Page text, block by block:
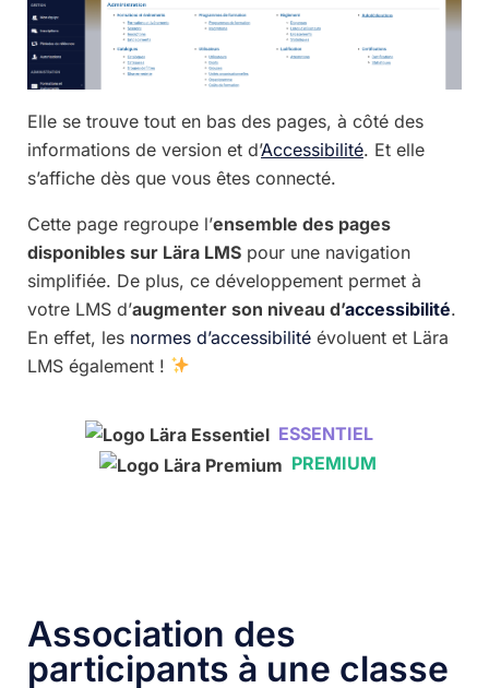
Elle se trouve tout en bas des pages, à côté des
informations de version et d’Accessibilité. Et elle
s’affiche dès que vous êtes connecté.
Cette page regroupe l’ensemble des pages
disponibles sur Lära LMS pour une navigation
simplifiée. De plus, ce développement permet à
votre LMS d’augmenter son niveau d’accessibilité.
En effet, les normes d’accessibilité évoluent et Lära
LMS également !
ESSENTIEL
PREMIUM
Association des
participants à une classe